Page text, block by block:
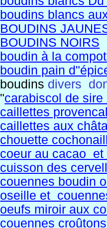
boudins blancs
BOUDINS
BOUDINS NOIRS
boudin à la
boudin pain
boudins divers
"carabiscol de sire
caillettes
caillettes aux
chouette
coeur au cacao et
cuisson des
couennes boudin
oseille et
oeufs miroir aux
couennes